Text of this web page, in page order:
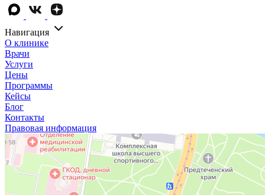
Навигация
О клинике
Врачи
Услуги
Цены
Программы
Кейсы
Блог
Контакты
Правовая информация